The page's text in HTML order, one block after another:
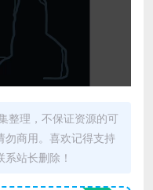
整理，不保证资源的可
勿商用。喜欢记得支持
站长删除！